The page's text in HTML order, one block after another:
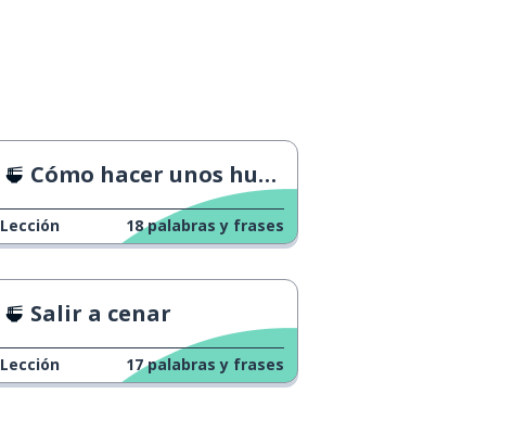
Cómo hacer unos huevos fritos bonitos
Lección 18 palabras y frases
Salir a cenar
Lección 17 palabras y frases